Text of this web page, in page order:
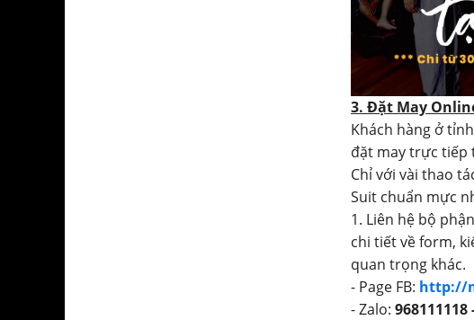
3. Đặt May
Khách hàng ở
đặt may trực tiếp
Chỉ với vài thao
Suit chuẩn mực
1. Liên hệ bộ
chi tiết về form,
quan trọng khác.
- Page FB: http://
- Zalo: 968111118